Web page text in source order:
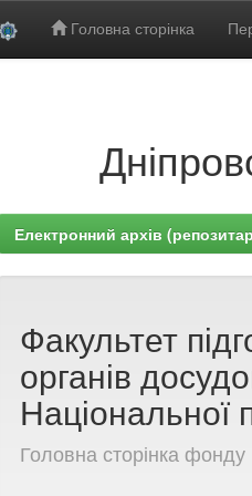
Головна сторінка
Електронний архів
Факультет
органів
Національної
Головна сторінка фонду